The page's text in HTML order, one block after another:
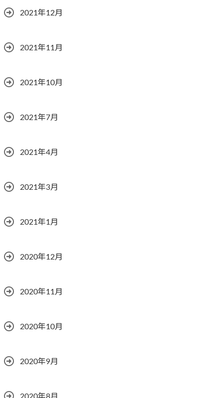
2021年12月
2021年11月
2021年10月
2021年7月
2021年4月
2021年3月
2021年1月
2020年12月
2020年11月
2020年10月
2020年9月
2020年8月